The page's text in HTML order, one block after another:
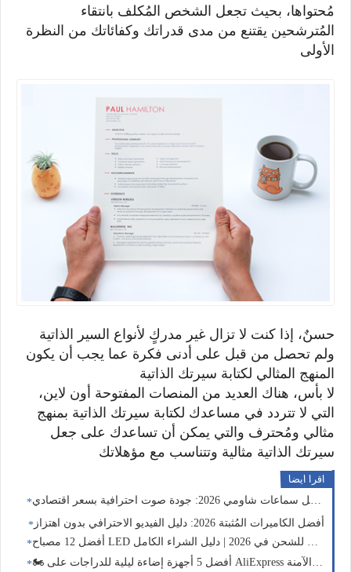
مُحتواها، بحيث تجعل الشخص المُكلف بانتقاء
المُترشحين يقتنع من مدى قدراتك وكفائاتك من النظرة
الأولى
حسنٌ، إذا كنت لا تزال غير مدركٍ لأنواع السير الذاتية
ولم تحصل من قبل على أدنى فكرة عما يجب أن يكون
المنهج المثالي لكتابة سيرتك الذاتية
لا بأس، هناك العديد من المنصات المفتوحة أون لاين،
التي لا تتردد في مساعدك لكتابة سيرتك الذاتية بمنهج
مثالي ومُحترف والتي يمكن أن تساعدك على جعل
سيرتك الذاتية مثالية وتتناسب مع مؤهلاتك
اقرا ايضا
أفضل الكاميرات المُثبتة 2026: دليل الفيديو الاحترافي بدون اهتزاز
أفضل 12 مصباح LED جيب قابل للشحن في 2026 | دليل الشراء الكامل